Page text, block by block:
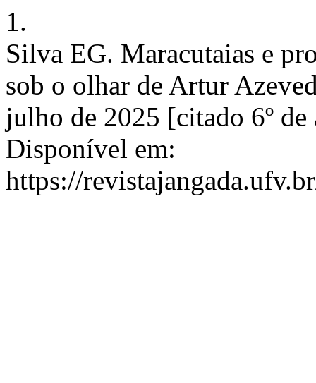
1.
Silva EG. Maracutaias e
sob o olhar de Artur
julho de 2025 [citado 6º
Disponível em:
https://